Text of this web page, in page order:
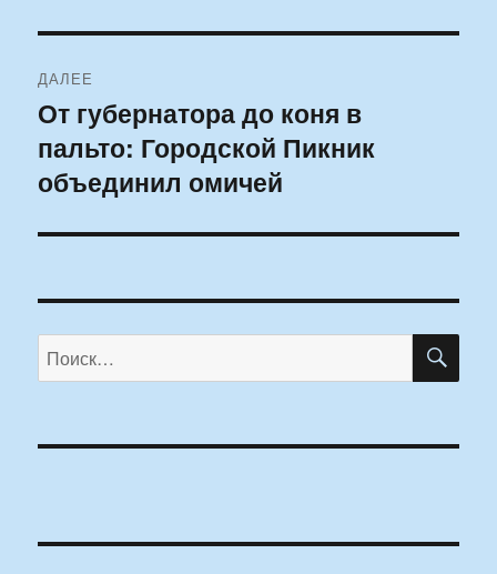
ДАЛЕЕ
Следующая
запись:
От губернатора до коня в
пальто: Городской Пикник
объединил омичей
Искать: